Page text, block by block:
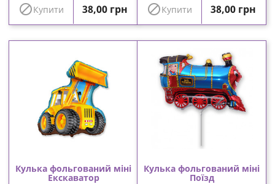
Купити Ціна
38,00 грн Купити Ціна
38,00 грн
Кулька фольгований міні
Екскаватор
Кулька фольгований міні
Поїзд